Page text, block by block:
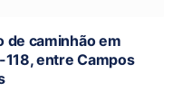
de caminhão em
118, entre Campos